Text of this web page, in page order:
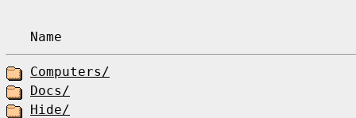
Name
Computers/
Docs/
Hide/